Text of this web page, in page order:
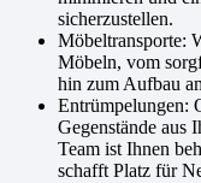
sicherzustellen.
Möbeltransporte:
Möbeln, vom
hin zum Aufbau
Entrümpelungen:
Gegenstände aus
Team ist Ihnen
schafft Platz für